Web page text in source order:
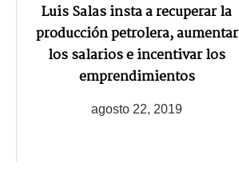
Luis Salas insta a recuperar la
producción petrolera, aumentar
los salarios e incentivar los
emprendimientos
agosto 22, 2019